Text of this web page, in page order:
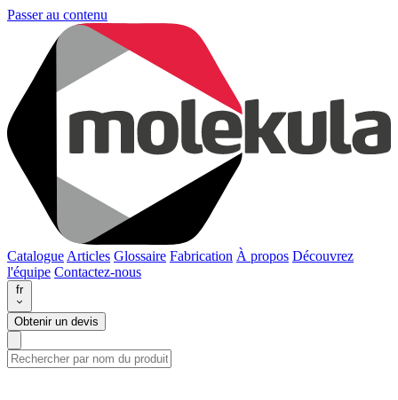
Passer au contenu
Catalogue Articles Glossaire Fabrication À propos Découvrez
l'équipe Contactez-nous
fr
Obtenir un devis